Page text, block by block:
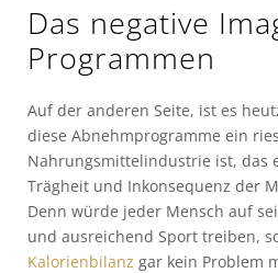
Das negative
Programmen
Auf der anderen Seite, ist es
diese Abnehmprogramme ein
Nahrungsmittelindustrie ist, das
Trägheit und Inkonsequenz der
Denn würde jeder Mensch auf
und ausreichend Sport treiben,
Kalorienbilanz gar kein Problem